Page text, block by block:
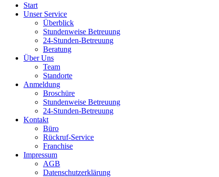
Start
Unser Service
Überblick
Stundenweise Betreuung
24-Stunden-Betreuung
Beratung
Über Uns
Team
Standorte
Anmeldung
Broschüre
Stundenweise Betreuung
24-Stunden-Betreuung
Kontakt
Büro
Rückruf-Service
Franchise
Impressum
AGB
Datenschutzerklärung